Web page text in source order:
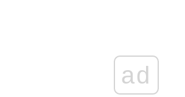
ad